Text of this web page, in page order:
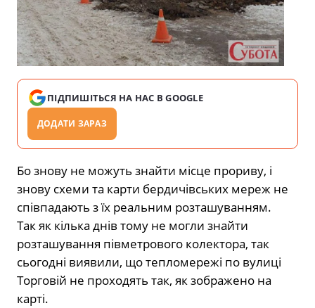
ПІДПИШІТЬСЯ НА НАС В GOOGLE
ДОДАТИ ЗАРАЗ
Бо знову не можуть знайти місце прориву, і
знову схеми та карти бердичівських мереж не
співпадають з їх реальним розташуванням.
Так як кілька днів тому не могли знайти
розташування півметрового колектора, так
сьогодні виявили, що тепломережі по вулиці
Торговій не проходять так, як зображено на
карті.